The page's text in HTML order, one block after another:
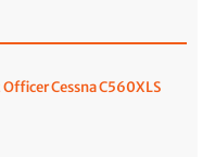
Cessna C560XLS